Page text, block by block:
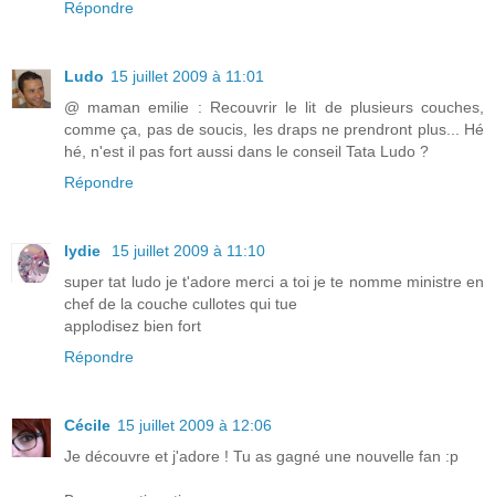
Répondre
Ludo 15 juillet 2009 à 11:01
@ maman emilie : Recouvrir le lit de plusieurs couches,
comme ça, pas de soucis, les draps ne prendront plus... Hé
hé, n'est il pas fort aussi dans le conseil Tata Ludo ?
Répondre
lydie
15 juillet 2009 à 11:10
super tat ludo je t'adore merci a toi je te nomme ministre en
chef de la couche cullotes qui tue
applodisez bien fort
Répondre
Cécile 15 juillet 2009 à 12:06
Je découvre et j'adore ! Tu as gagné une nouvelle fan :p